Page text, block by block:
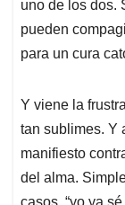
uno de los dos.
pueden
para un cura
Y viene la
tan sublimes. Y
manifiesto
del alma.
casos, “yo ya